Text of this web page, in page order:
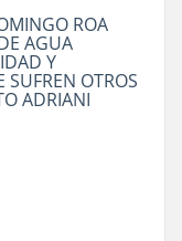
ROA
AGUA
Y
SUFREN OTROS
ADRIANI